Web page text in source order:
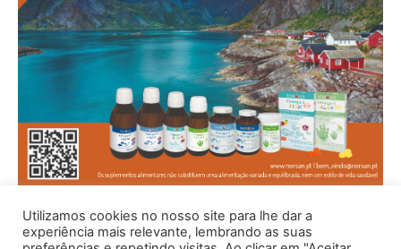
Utilizamos cookies no nosso site para lhe dar a
experiência mais relevante, lembrando as suas